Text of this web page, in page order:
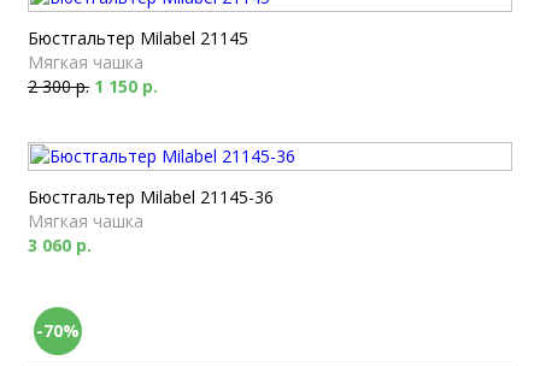
Бюстгальтер Milabel 21145
Мягкая чашка
2 300 р. 1 150 р.
Бюстгальтер Milabel 21145-36
Мягкая чашка
3 060 р.
-70%